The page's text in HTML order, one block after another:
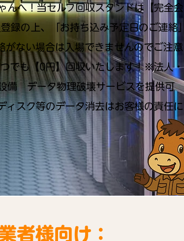
んへ！当セルフ回収スタンドは【完全会
録の上、「お持ち込み予定日のご連絡」
がない場合は入場できませんのでご注意
でも【0円】回収いたします！※法人・
備 データ物理破壊サービスを提供可
ィスク等のデータ消去はお客様の責任に
者様向け：